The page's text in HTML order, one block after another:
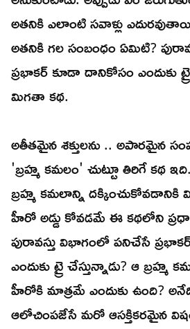
అతనికి ఎలాంటి సవాళ్లు
అతనికి గల సంబంధం ఏమిటి?
ప్రభాకర్ కూడా దానికోసం ఎందుకు
మిగతా కథ.
అతీతమైన శక్తులను .. అపారమైన
'బ్రహ్మ కమలం' చుట్టూ తిరిగే కథ
బ్రహ్మ కమలాన్ని దక్కించుకోవడానికి
హీరో అడ్డు కోవడమే ఈ కథలోని
పురావస్తు విభాగంలో పనిచేసే
ఎందుకు ట్రై చేస్తున్నాడు? ఆ
హీరోకి మాత్రమే ఎందుకు ఉంది?
ఆలోచింపజేసే మరో ఆసక్తికరమైన